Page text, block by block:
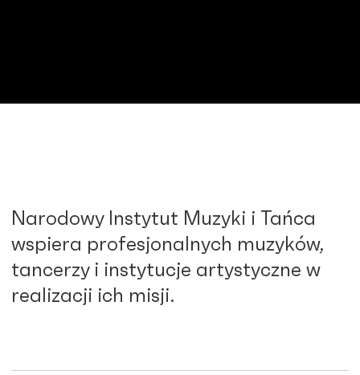
Narodowy Instytut Muzyki i Tańca
wspiera profesjonalnych muzyków,
tancerzy i instytucje artystyczne w
realizacji ich misji.